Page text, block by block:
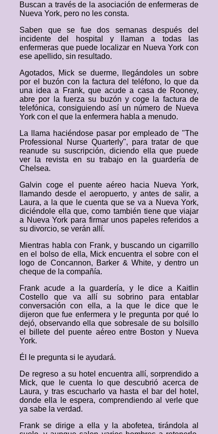
Buscan a través de la asociación de enfermeras de
Nueva York, pero no les consta.
Saben que se fue dos semanas después del
incidente del hospital y llaman a todas las
enfermeras que puede localizar en Nueva York con
ese apellido, sin resultado.
Agotados, Mick se duerme, llegándoles un sobre
por el buzón con la factura del teléfono, lo que da
una idea a Frank, que acude a casa de Rooney,
abre por la fuerza su buzón y coge la factura de
telefónica, consiguiendo así un número de Nueva
York con el que la enfermera habla a menudo.
La llama haciéndose pasar por empleado de "The
Professional Nurse Quarterly", para tratar de que
reanude su suscripción, diciendo ella que puede
ver la revista en su trabajo en la guardería de
Chelsea.
Galvin coge el puente aéreo hacia Nueva York,
llamando desde el aeropuerto, y antes de salir, a
Laura, a la que le cuenta que se va a Nueva York,
diciéndole ella que, como también tiene que viajar
a Nueva York para firmar unos papeles referidos a
su divorcio, se verán allí.
Mientras habla con Frank, y buscando un cigarrillo
en el bolso de ella, Mick encuentra el sobre con el
logo de Concannon, Barker & White, y dentro un
cheque de la compañía.
Frank acude a la guardería, y le dice a Kaitlin
Costello que va allí su sobrino para entablar
conversación con ella, a la que le dice que le
dijeron que fue enfermera y le pregunta por qué lo
dejó, observando ella que sobresale de su bolsillo
el billete del puente aéreo entre Boston y Nueva
York.
Él le pregunta si le ayudará.
De regreso a su hotel encuentra allí, sorprendido a
Mick, que le cuenta lo que descubrió acerca de
Laura, y tras escucharlo va hasta el bar del hotel,
donde ella le espera, comprendiendo al verle que
ya sabe la verdad.
Frank se dirige a ella y la abofetea, tirándola al